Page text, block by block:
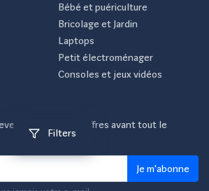
Filters
Bébé et puériculture
Bricolage et Jardin
Laptops
Petit électroménager
Consoles et jeux vidéos
nos meilleurs offres avant tout le
Je m'abonne